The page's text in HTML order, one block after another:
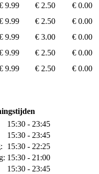
9.99 € 2.50
€ 0.00
9.99 € 2.50
€ 0.00
9.99 € 3.00
€ 0.00
9.99 € 2.50
€ 0.00
9.99 € 2.50 € 0.00
15:30 - 23:45
15:30 - 23:45
15:30 - 22:25
15:30 - 21:00
15:30 - 23:45